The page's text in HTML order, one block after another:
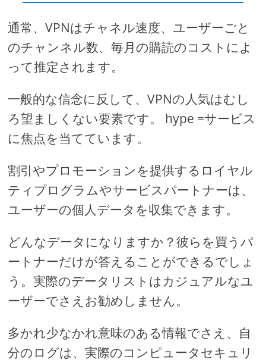
通常、VPNはチャネル速度、ユーザーごと
のチャンネル数、毎月の購読のコストによ
って推定されます。
一般的な信念に反して、VPNの人気はむし
ろ望ましくない要素です。 hype =サービス
に焦点を当てています。
割引やプロモーションを提供するロイヤル
ティプログラムやサービスパートナーは、
ユーザーの個人データを収集できます。
どんなデータになりますか？彼らを買うパ
ートナーだけが答えることができるでしょ
う。実際のデータリストはカジュアルなユ
ーザーでさえお勧めしません。
多かれ少なかれ意味のある情報でさえ、自
分のログは、実際のコンピュータセキュリ